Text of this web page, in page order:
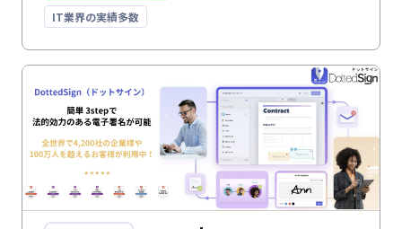
セキュリティ項目をクリアしているため、セキュリティ
IT業界の実績多数